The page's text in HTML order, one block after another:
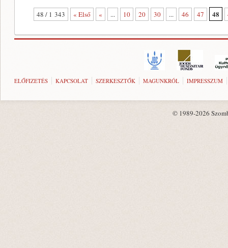
48 / 1 343 « Első « ... 10 20 30 ... 46 47 48
ELŐFIZETÉS KAPCSOLAT SZERKESZTŐK MAGUNKRÓL IMPRESSZUM
© 1989-2026